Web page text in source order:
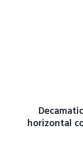
horizontal